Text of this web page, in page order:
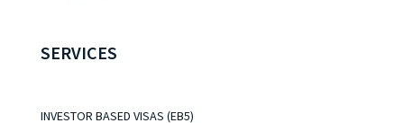
SERVICES
INVESTOR BASED VISAS (EB5)